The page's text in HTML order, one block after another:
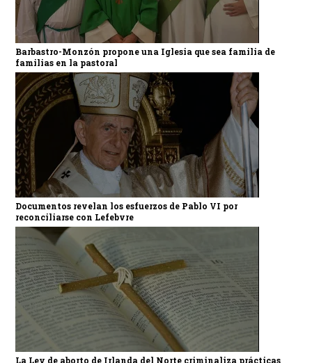
Barbastro-Monzón propone una Iglesia que sea familia de
familias en la pastoral
Documentos revelan los esfuerzos de Pablo VI por
reconciliarse con Lefebvre
La Ley de aborto de Irlanda del Norte criminaliza prácticas